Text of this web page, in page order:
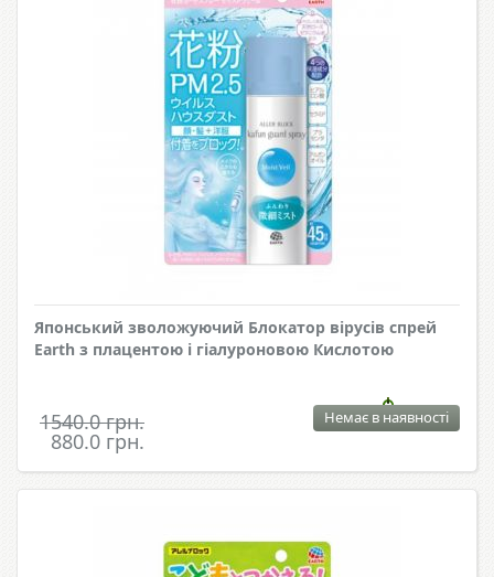
Японський зволожуючий Блокатор вірусів спрей
Earth з плацентою і гіалуроновою Кислотою
1540.0 грн.
880.0 грн.
Немає в наявності